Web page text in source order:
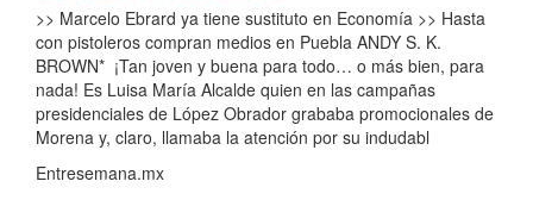
>> Marcelo Ebrard ya tiene sustituto en Economía >> Hasta
con pistoleros compran medios en Puebla ANDY S. K.
BROWN* ¡Tan joven y buena para todo… o más bien, para
nada! Es Luisa María Alcalde quien en las campañas
presidenciales de López Obrador grababa promocionales de
Morena y, claro, llamaba la atención por su indudabl
Entresemana.mx